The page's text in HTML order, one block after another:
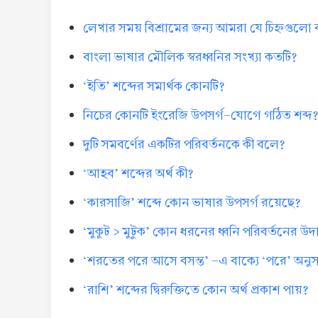
লেখার সময় বিশ্রামের জন্য আমরা যে
বাংলা ভাষার মৌলিক স্বরধ্বনির সংখ্যা কতটি?
‘ইতি’ শব্দের সমার্থক কোনটি?
নিচের কোনটি ইংরেজি উপসর্গ-যোগে গঠিত শব্দ?
দুটি সমবর্ণের একটির পরিবর্তনকে কী বলে?
‘আহব’ শব্দের অর্থ কী?
‘কারসাজি’ শব্দে কোন ভাষার উপসর্গ রয়েছে?
‘মুকুট > মুটুক’ কোন ধরনের ধ্বনি পরিবর্তনের
‘শরতের পরে আসে বসন্ত’ -এ বাক্যে ‘পরে’
‘রাশি’ শব্দের দ্বিরুক্তিতে কোন অর্থ প্রকাশ পায়?